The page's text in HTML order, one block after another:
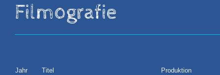
Filmografie
Jahr Titel Produktion